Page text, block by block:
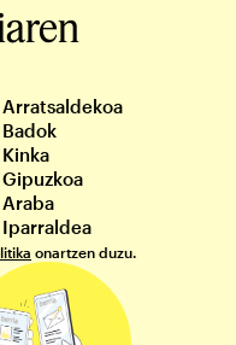
Arratsaldekoa
Badok
Kinka
Gipuzkoa
Araba
Iparraldea
onartzen duzu.